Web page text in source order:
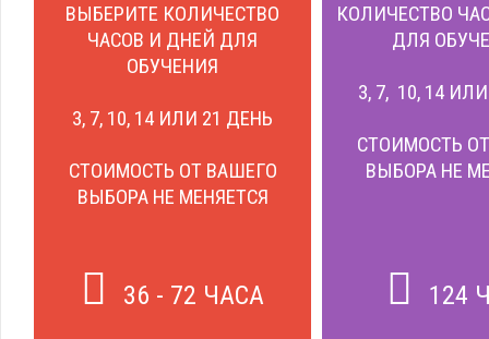
ВЫБЕРИТЕ КОЛИЧЕСТВО
ЧАСОВ И ДНЕЙ ДЛЯ
ОБУЧЕНИЯ
3, 7, 10, 14 ИЛИ 21 ДЕНЬ
СТОИМОСТЬ ОТ ВАШЕГО
ВЫБОРА НЕ МЕНЯЕТСЯ
36 - 72 ЧАСА
КОЛИЧЕСТВО
ДЛЯ
3, 7, 10, 14
СТОИМОСТЬ
ВЫБОРА НЕ
124